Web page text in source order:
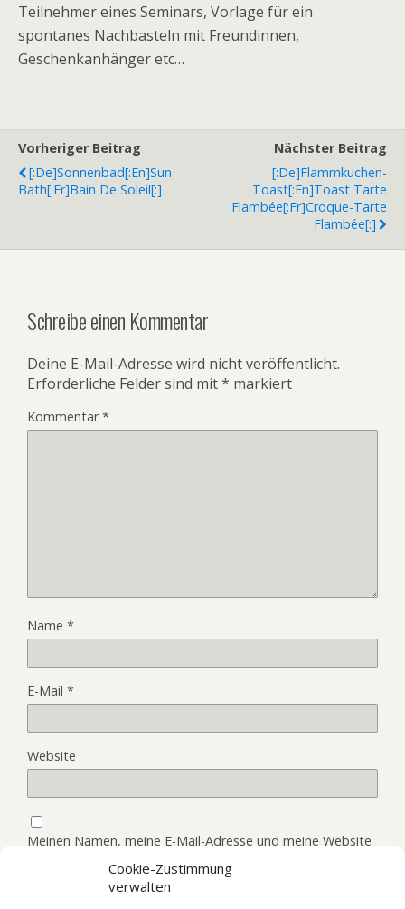
Cookie-Zustimmung
verwalten
Teilnehmer eines Seminars, Vorlage für ein
spontanes Nachbasteln mit Freundinnen,
Geschenkanhänger etc…
Vorheriger Beitrag
[:de]Sonnenbad[:en]Sun
Bath[:fr]Bain De Soleil[:]
Nächster Beitrag
[:de]Flammkuchen-
Toast[:en]Toast Tarte
Flambée[:fr]Croque-Tarte
Flambée[:]
Schreibe einen Kommentar
Deine E-Mail-Adresse wird nicht veröffentlicht.
Erforderliche Felder sind mit* markiert
Kommentar*
Name *
E-Mail *
Website
Meinen Namen, meine E-Mail-Adresse und meine Website